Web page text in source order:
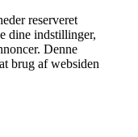
reserveret
dine indstillinger,
Denne
brug af websiden